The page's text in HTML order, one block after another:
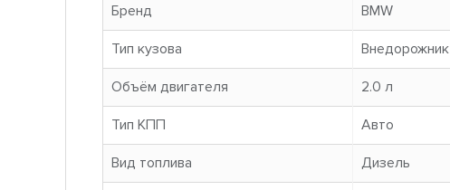
Бренд BMW
Тип кузова Внедорожник
Объём двигателя 2.0 л
Тип КПП Авто
Вид топлива Дизель